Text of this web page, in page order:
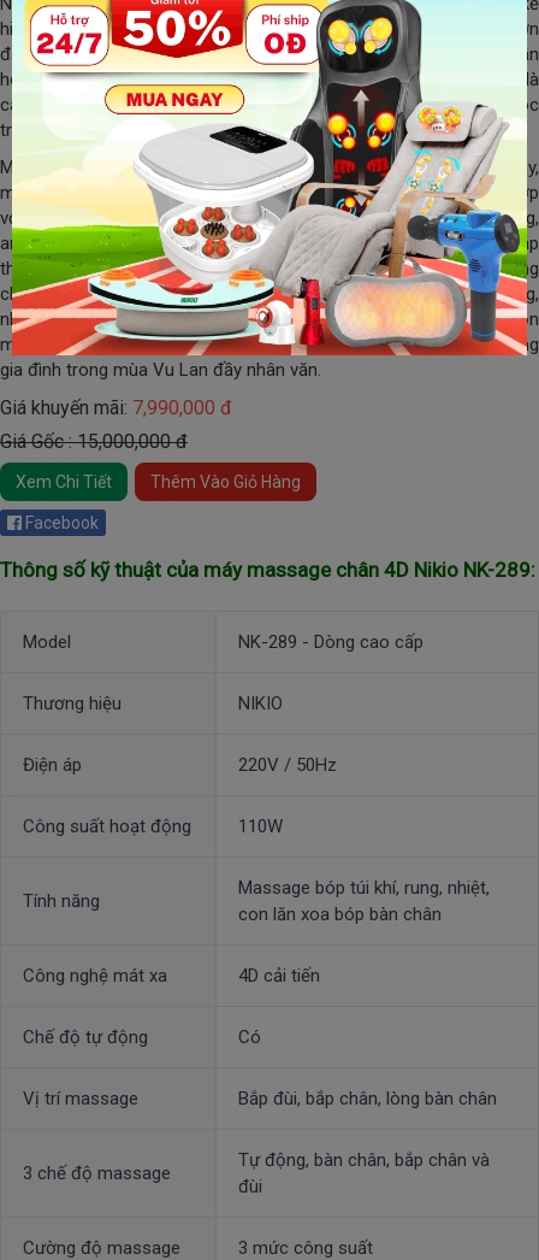
hiện đại, công nghệ tiên tiến, máy massage Nikio giúp xoa dịu cơn
đau nhức, giảm mệt mỏi sau một ngày dài, đồng thời cải thiện tuần
hoàn máu, hỗ trợ giấc ngủ ngon và tinh thần thư thái. Đây chính là
cách bạn mang đến cho đấng sinh thành sự quan tâm chăm sóc
trọn vẹn, thay lời tri ân sâu sắc.
Máy massage Nikio đa dạng mẫu mã: từ máy massage cổ vai gáy,
máy massage bàn tay, chân đến ghế massage toàn thân, phù hợp
với nhiều nhu cầu và độ tuổi. Đặc biệt, thiết bị nhỏ gọn, dễ sử dụng,
an toàn và bền bỉ, giúp người lớn tuổi dễ dàng trải nghiệm liệu pháp
thư giãn ngay tại nhà. Tặng máy massage Nikio dịp Vu Lan không
chỉ là món quà sức khỏe mà còn gửi gắm thông điệp yêu thương,
nhắc nhở cha mẹ luôn được con cái quan tâm, chăm sóc. Hãy chọn
máy massage Nikio – món quà báo hiếu ý nghĩa, gắn kết yêu thương
gia đình trong mùa Vu Lan đầy nhân văn.
Giá khuyến mãi: 7,990,000 đ
Giá Gốc : 15,000,000 đ
Xem Chi Tiết Thêm Vào Giỏ Hàng
Facebook
Thông số kỹ thuật của máy massage chân 4D Nikio NK-289:
Model NK-289 - Dòng cao cấp
Thương hiệu NIKIO
Điện áp 220V / 50Hz
Công suất hoạt động 110W
Tính năng
Massage bóp túi khí, rung, nhiệt,
con lăn xoa bóp bàn chân
Công nghệ mát xa 4D cải tiến
Chế độ tự động Có
Vị trí massage Bắp đùi, bắp chân, lòng bàn chân
3 chế độ massage
Tự động, bàn chân, bắp chân và
đùi
Cường độ massage 3 mức công suất